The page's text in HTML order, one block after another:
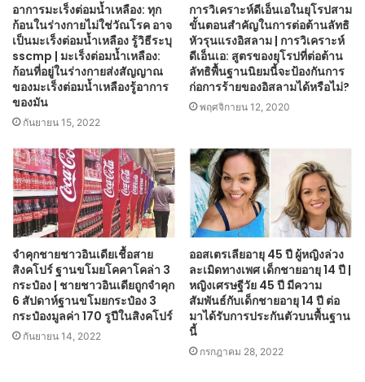
อาการมะเร็งต่อมน้ำเหลือง: ทุก
ก้อนในร่างกายไม่ใช่วัณโรค อาจ
เป็นมะเร็งต่อมน้ำเหลือง รู้วิธีระบุ
sscmp | มะเร็งต่อมน้ำเหลือง:
ก้อนที่อยู่ในร่างกายส่งสัญญาณ
ของมะเร็งต่อมน้ำเหลืองรู้อาการ
ของมัน
กันยายน 15, 2022
การวิเคราะห์ดีเอ็นเอในยุโรปสาม
ขั้นตอนสำคัญในการต่อต้านลัทธิ
หัวรุนแรงอิสลาม | การวิเคราะห์
ดีเอ็นเอ: สูตรของยุโรปที่ต่อต้าน
ลัทธิพื้นฐานนิยมนี้จะป้องกันการ
ก่อการร้ายของอิสลามได้หรือไม่?
พฤศจิกายน 12, 2020
จำคุกชายชาวอินเดียเชื้อสาย
สิงคโปร์ ฐานขโมยโคคาโคล่า 3
กระป๋อง | ชายชาวอินเดียถูกจำคุก
6 สัปดาห์ฐานขโมยกระป๋อง 3
กระป๋องมูลค่า 170 รูปีในสิงคโปร์
กันยายน 14, 2022
ออสเตรเลียอายุ 45 ปี ผู้หญิงล่วง
ละเมิดทางเพศ เด็กชายอายุ 14 ปี |
หญิงเศรษฐีวัย 45 ปี มีความ
สัมพันธ์กับเด็กชายอายุ 14 ปี ต่อ
มาได้รับการประกันตัวบนพื้นฐาน
นี้
กรกฎาคม 28, 2022